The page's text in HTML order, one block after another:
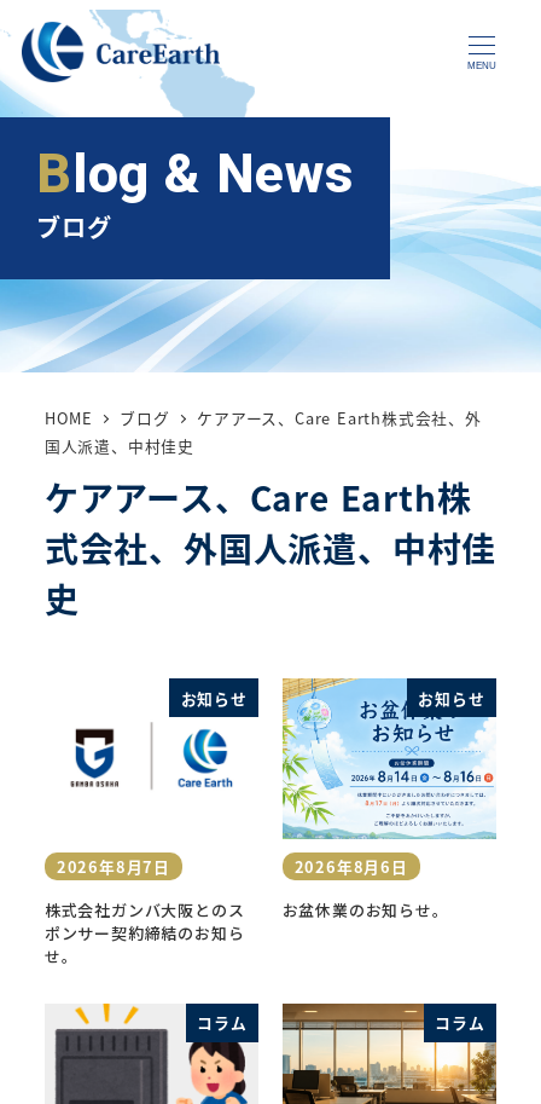
メ
イ
ン
コ
へ
移
動
MENU
Blog & News
ブログ
HOME ブログ
ケアアース、Care Earth株式会社、外
国人派遣、中村佳史
ケアアース、Care Earth株
式会社、外国人派遣、中村佳
史
お知らせ
株式会社ガンバ大阪とのス
ポンサー契約締結のお知ら
せ。
投稿日
2026年8月7日
お知らせ
お盆休業のお知らせ。
投稿日
2026年8月6日
コラム コラム